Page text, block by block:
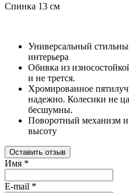
Спинка 13 см
Универсальный
интерьера
Обивка из
и не трется.
Хромированное
надежно. Колесики не
бесшумны.
Поворотный механизм и
высоту
Оставить отзыв
Имя *
E-mail *